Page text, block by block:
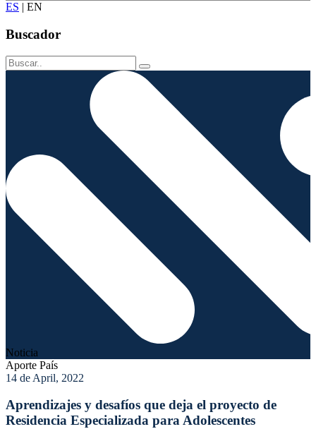
ES | EN
Buscador
Noticia
Aporte País
14 de April, 2022
Aprendizajes y desafíos que deja el proyecto de
Residencia Especializada para Adolescentes